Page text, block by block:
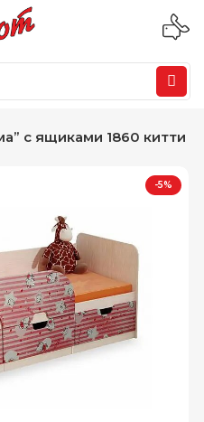
с ящиками 1860 китти
-5%